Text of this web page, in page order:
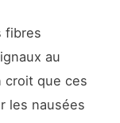
fibres
au
croit que ces
les nausées